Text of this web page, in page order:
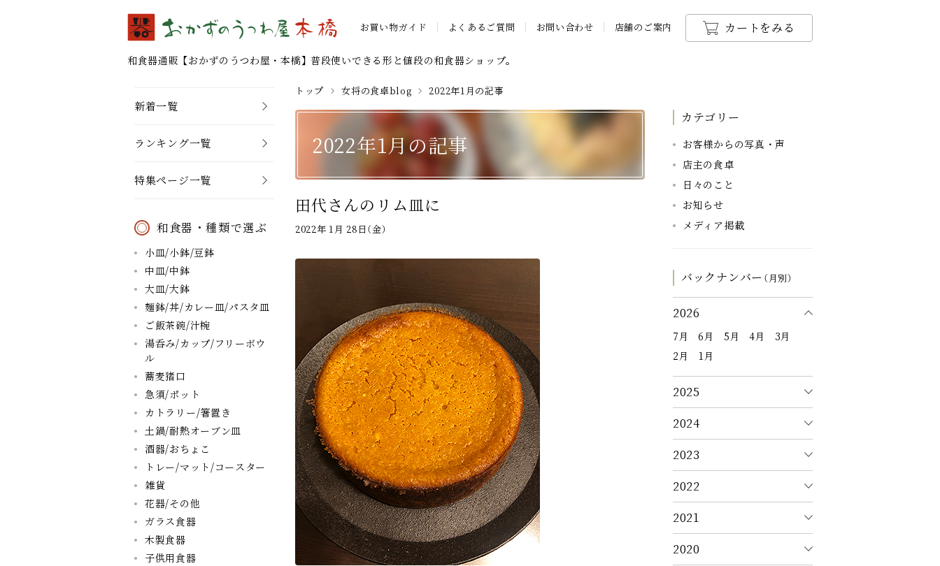
お買い物ガイド よくあるご質問 お問い合わせ 店舗のご案内 カートをみる
和食器通販 【おかずのうつわ屋・本橋】 普段使いできる形と値段の和食器ショップ。
トップ 女将の食卓blog 2022年1月の記事
2022年1月の記事
田代さんのリム皿に
2022年 1月 28日（金）
カテゴリー
お客様からの写真・声
店主の食卓
日々のこと
お知らせ
メディア掲載
バックナンバー （月別）
2026
7月 6月 5月 4月
3月
2月
1月
2025
2024
2023
2022
2021
2020
新着一覧
ランキング一覧
特集ページ一覧
和食器・種類で選ぶ
小皿/小鉢/豆鉢
中皿/中鉢
大皿/大鉢
麺鉢/丼/カレー皿/パスタ皿
ご飯茶碗/汁椀
湯呑み/カップ/フリーボウ
ル
蕎麦猪口
急須/ポット
カトラリー/箸置き
土鍋/耐熱オーブン皿
酒器/おちょこ
トレー/マット/コースター
雑貨
花器/その他
ガラス食器
木製食器
子供用食器